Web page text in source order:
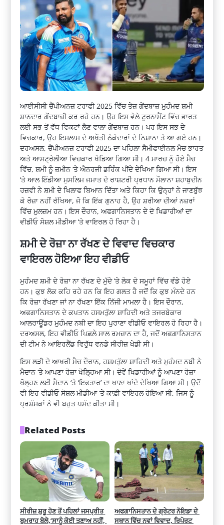
ਆਈਸੀਸੀ ਚੈਂਪੀਅਨਜ਼ ਟਰਾਫੀ 2025 ਵਿੱਚ ਤੇਜ਼ ਗੇਂਦਬਾਜ਼ ਮੁਹੰਮਦ ਸ਼ਮੀ
ਸ਼ਾਨਦਾਰ ਗੇਂਦਬਾਜ਼ੀ ਕਰ ਰਹੇ ਹਨ। ਉਹ ਇਸ ਵੇਲੇ ਟੂਰਨਾਮੈਂਟ ਵਿੱਚ ਭਾਰਤ
ਲਈ ਸਭ ਤੋਂ ਵੱਧ ਵਿਕਟਾਂ ਲੈਣ ਵਾਲਾ ਗੇਂਦਬਾਜ਼ ਹਨ। ਪਰ ਇਸ ਸਭ ਦੇ
ਵਿਚਕਾਰ, ਉਹ ਇਸਲਾਮ ਦੇ ਅਖੌਤੀ ਠੇਕੇਦਾਰਾਂ ਦੇ ਨਿਸ਼ਾਨਾ ਤੇ ਆ ਗਏ ਹਨ।
ਦਰਅਸਲ, ਚੈਂਪੀਅਨਜ਼ ਟਰਾਫੀ 2025 ਦਾ ਪਹਿਲਾ ਸੈਮੀਫਾਈਨਲ ਮੈਚ ਭਾਰਤ
ਅਤੇ ਆਸਟ੍ਰੇਲੀਆ ਵਿਚਕਾਰ ਖੇਡਿਆ ਗਿਆ ਸੀ। 4 ਮਾਰਚ ਨੂੰ ਹੋਏ ਮੈਚ
ਵਿੱਚ, ਸ਼ਮੀ ਨੂੰ ਜ਼ਮੀਨ ‘ਤੇ ਐਨਰਜੀ ਡਰਿੰਕ ਪੀਂਦੇ ਦੇਖਿਆ ਗਿਆ ਸੀ। ਇਸ
‘ਤੇ ਆਲ ਇੰਡੀਆ ਮੁਸਲਿਮ ਜਮਾਤ ਦੇ ਰਾਸ਼ਟਰੀ ਪ੍ਰਧਾਨ ਮੌਲਾਨਾ ਸ਼ਹਾਬੁਦੀਨ
ਰਜ਼ਵੀ ਨੇ ਸ਼ਮੀ ਦੇ ਖਿਲਾਫ ਬਿਆਨ ਦਿੱਤਾ ਅਤੇ ਕਿਹਾ ਕਿ ਉਨ੍ਹਾਂ ਨੇ ਜਾਣਬੁੱਝ
ਕੇ ਰੋਜ਼ਾ ਨਹੀਂ ਰੱਖਿਆ, ਜੋ ਕਿ ਇੱਕ ਗੁਨਾਹ ਹੈ, ਉਹ ਸ਼ਰੀਆ ਦੀਆਂ ਨਜ਼ਰਾਂ
ਵਿੱਚ ਮੁਲਜ਼ਮ ਹਨ। ਇਸ ਦੌਰਾਨ, ਅਫਗਾਨਿਸਤਾਨ ਦੇ ਦੋ ਖਿਡਾਰੀਆਂ ਦਾ
ਵੀਡੀਓ ਸੋਸ਼ਲ ਮੀਡੀਆ ‘ਤੇ ਵਾਇਰਲ ਹੋ ਰਿਹਾ ਹੈ।
ਸ਼ਮੀ ਦੇ ਰੋਜ਼ਾ ਨਾ ਰੱਖਣ ਦੇ ਵਿਵਾਦ ਵਿਚਕਾਰ
ਵਾਇਰਲ ਹੋਇਆ ਇਹ ਵੀਡੀਓ
ਮੁਹੰਮਦ ਸ਼ਮੀ ਦੇ ਰੋਜ਼ਾ ਨਾ ਰੱਖਣ ਦੇ ਮੁੱਦੇ ‘ਤੇ ਲੋਕ ਦੋ ਸਮੂਹਾਂ ਵਿੱਚ ਵੰਡੇ ਹੋਏ
ਹਨ। ਕੁਝ ਲੋਕ ਕਹਿ ਰਹੇ ਹਨ ਕਿ ਇਹ ਗਲਤ ਹੈ ਜਦੋਂ ਕਿ ਕੁਝ ਮੰਨਦੇ ਹਨ
ਕਿ ਰੋਜ਼ਾ ਰੱਖਣਾ ਜਾਂ ਨਾ ਰੱਖਣਾ ਇੱਕ ਨਿੱਜੀ ਮਾਮਲਾ ਹੈ। ਇਸ ਦੌਰਾਨ,
ਅਫਗਾਨਿਸਤਾਨ ਦੇ ਕਪਤਾਨ ਹਸਮਤੁੱਲਾ ਸ਼ਾਹਿਦੀ ਅਤੇ ਤਜਰਬੇਕਾਰ
ਆਲਰਾਊਂਡਰ ਮੁਹੰਮਦ ਨਬੀ ਦਾ ਇਹ ਪੁਰਾਣਾ ਵੀਡੀਓ ਵਾਇਰਲ ਹੋ ਰਿਹਾ ਹੈ।
ਦਰਅਸਲ, ਇਹ ਵੀਡੀਓ ਪਿਛਲੇ ਸਾਲ ਰਮਜ਼ਾਨ ਦਾ ਹੈ, ਜਦੋਂ ਅਫਗਾਨਿਸਤਾਨ
ਦੀ ਟੀਮ ਨੇ ਆਇਰਲੈਂਡ ਵਿਰੁੱਧ ਵਨਡੇ ਸੀਰੀਜ਼ ਖੇਡੀ ਸੀ।
ਇਸ ਲੜੀ ਦੇ ਆਖਰੀ ਮੈਚ ਦੌਰਾਨ, ਹਸ਼ਮਤੁੱਲਾ ਸ਼ਾਹਿਦੀ ਅਤੇ ਮੁਹੰਮਦ ਨਬੀ ਨੇ
ਮੈਦਾਨ ‘ਤੇ ਆਪਣਾ ਰੋਜ਼ਾ ਖੋਲ੍ਹਿਆ ਸੀ। ਦੋਵੇਂ ਖਿਡਾਰੀਆਂ ਨੂੰ ਆਪਣਾ ਰੋਜ਼ਾ
ਖੋਲ੍ਹਣ ਲਈ ਮੈਦਾਨ ‘ਤੇ ‘ਇਫਤਾਰ’ ਦਾ ਖਾਣਾ ਖਾਂਦੇ ਦੇਖਿਆ ਗਿਆ ਸੀ। ਉਦੋਂ
ਵੀ ਇਹ ਵੀਡੀਓ ਸੋਸ਼ਲ ਮੀਡੀਆ ‘ਤੇ ਕਾਫ਼ੀ ਵਾਇਰਲ ਹੋਇਆ ਸੀ, ਜਿਸ ਨੂੰ
ਪ੍ਰਸ਼ੰਸਕਾਂ ਨੇ ਵੀ ਬਹੁਤ ਪਸੰਦ ਕੀਤਾ ਸੀ।
Related Posts
ਸੀਰੀਜ਼ ਸ਼ੁਰੂ ਹੋਣ ਤੋਂ ਪਹਿਲਾਂ ਜਸਪ੍ਰੀਤ
ਬੁਮਰਾਹ ਬੋਲੇ,’ਸਾਨੂੰ ਕੋਈ ਤਣਾਅ ਨਹੀਂ,
ਅਫਗਾਨਿਸਤਾਨ ਦੇ ਗ੍ਰੇਟਰ ਨੋਇਡਾ ਦੇ
ਸਥਾਨ ਵਿੱਚ ਨਵਾਂ ਵਿਵਾਦ, ਰਿਪੋਰਟ